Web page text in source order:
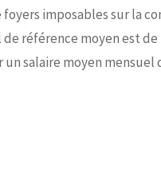
imposables sur la
référence moyen est
salaire moyen mensuel